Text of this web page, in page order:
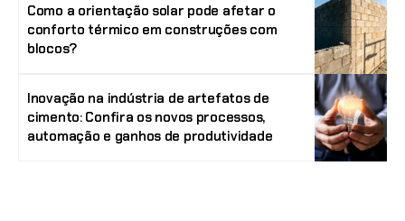
Como a orientação solar pode afetar o
conforto térmico em construções com
blocos?
Inovação na indústria de artefatos de
cimento: Confira os novos processos,
automação e ganhos de produtividade